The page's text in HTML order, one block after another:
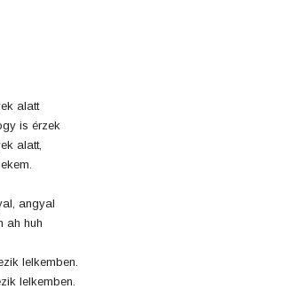
alatt
is érzek
alatt,
angyal
ah huh
lelkemben.
lelkemben.